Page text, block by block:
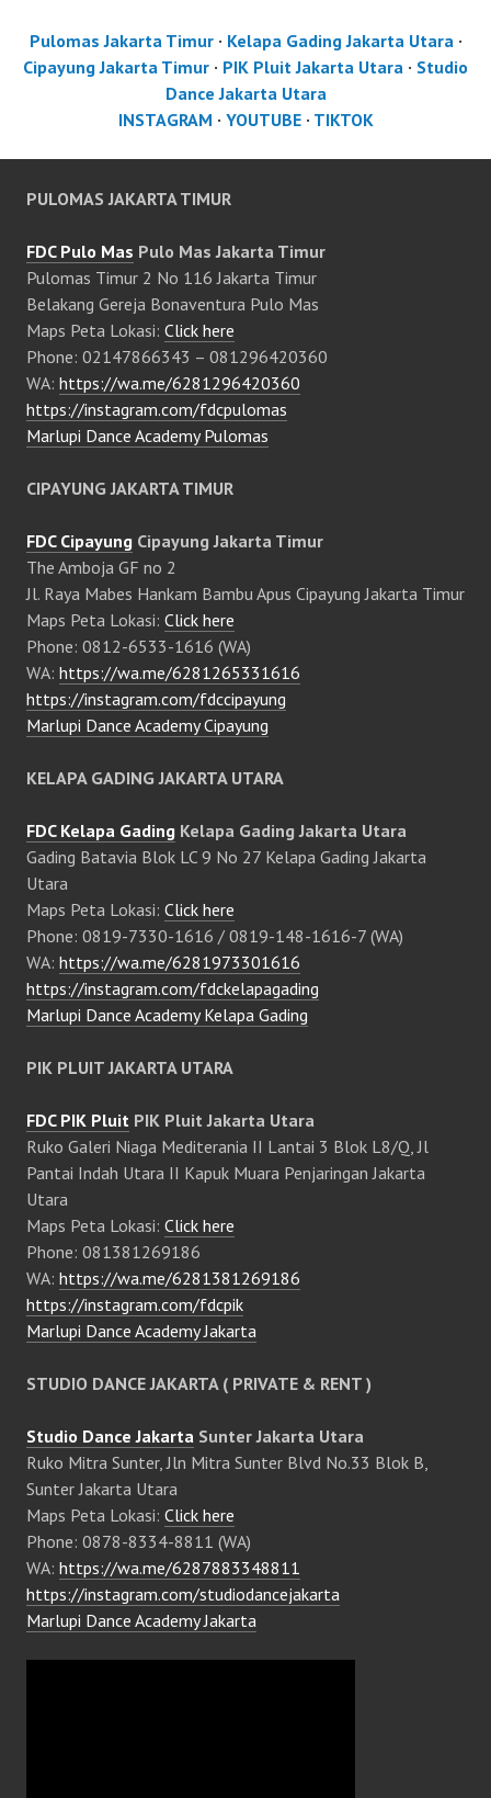
Pulomas Jakarta Timur· Kelapa Gading Jakarta Utara ·
Cipayung Jakarta Timur · PIK Pluit Jakarta Utara · Studio
Dance Jakarta Utara
INSTAGRAM · YOUTUBE· TIKTOK
PULOMAS JAKARTA TIMUR
FDC Pulo Mas Pulo Mas Jakarta Timur
Pulomas Timur 2 No 116 Jakarta Timur
Belakang Gereja Bonaventura Pulo Mas
Maps Peta Lokasi: Click here
Phone: 02147866343 – 081296420360
WA: https://wa.me/6281296420360
https://instagram.com/fdcpulomas
Marlupi Dance Academy Pulomas
CIPAYUNG JAKARTA TIMUR
FDC Cipayung Cipayung Jakarta Timur
The Amboja GF no 2
Jl. Raya Mabes Hankam Bambu Apus Cipayung Jakarta Timur
Maps Peta Lokasi: Click here
Phone: 0812-6533-1616 (WA)
WA: https://wa.me/6281265331616
https://instagram.com/fdccipayung
Marlupi Dance Academy Cipayung
KELAPA GADING JAKARTA UTARA
FDC Kelapa Gading Kelapa Gading Jakarta Utara
Gading Batavia Blok LC 9 No 27 Kelapa Gading Jakarta
Utara
Maps Peta Lokasi: Click here
Phone: 0819-7330-1616 / 0819-148-1616-7 (WA)
WA: https://wa.me/6281973301616
https://instagram.com/fdckelapagading
Marlupi Dance Academy Kelapa Gading
PIK PLUIT JAKARTA UTARA
FDC PIK Pluit PIK Pluit Jakarta Utara
Ruko Galeri Niaga Mediterania II Lantai 3 Blok L8/Q, Jl
Pantai Indah Utara II Kapuk Muara Penjaringan Jakarta
Utara
Maps Peta Lokasi: Click here
Phone: 081381269186
WA: https://wa.me/6281381269186
https://instagram.com/fdcpik
Marlupi Dance Academy Jakarta
STUDIO DANCE JAKARTA ( PRIVATE & RENT )
Studio Dance Jakarta Sunter Jakarta Utara
Ruko Mitra Sunter, Jln Mitra Sunter Blvd No.33 Blok B,
Sunter Jakarta Utara
Maps Peta Lokasi: Click here
Phone: 0878-8334-8811 (WA)
WA: https://wa.me/6287883348811
https://instagram.com/studiodancejakarta
Marlupi Dance Academy Jakarta